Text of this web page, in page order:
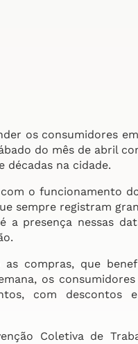
os consumidores
do mês de abril
décadas na cidade.
o funcionamento
sempre registram
a presença nessas
compras, que
os
com descontos
Coletiva de